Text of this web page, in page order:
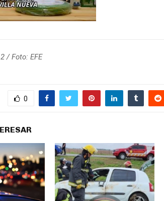
/ Foto: EFE
0